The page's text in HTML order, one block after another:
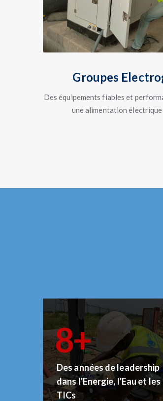
Groupes
Des équipements fiables et
une alimentation
9+
Des années de leadership
dans l'Energie, l'Eau et les
TICs